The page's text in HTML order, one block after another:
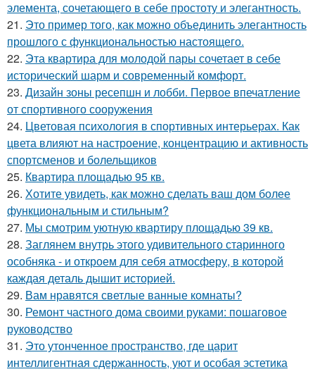
элемента, сочетающего в себе простоту и элегантность.
21. Это пример того, как можно объединить элегантность
прошлого с функциональностью настоящего.
22. Эта квартира для молодой пары сочетает в себе
исторический шарм и современный комфорт.
23. Дизайн зоны ресепшн и лобби. Первое впечатление
от спортивного сооружения
24. Цветовая психология в спортивных интерьерах. Как
цвета влияют на настроение, концентрацию и активность
спортсменов и болельщиков
25. Квартира площадью 95 кв.
26. Хотите увидеть, как можно сделать ваш дом более
функциональным и стильным?
27. Мы смотрим уютную квартиру площадью 39 кв.
28. Заглянем внутрь этого удивительного старинного
особняка - и откроем для себя атмосферу, в которой
каждая деталь дышит историей.
29. Вам нравятся светлые ванные комнаты?
30. Ремонт частного дома своими руками: пошаговое
руководство
31. Это утонченное пространство, где царит
интеллигентная сдержанность, уют и особая эстетика